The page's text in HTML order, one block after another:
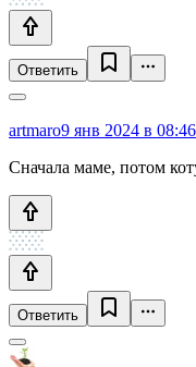
Ответить
artmaro9 янв 2024 в 08:46
Сначала маме, потом
Ответить